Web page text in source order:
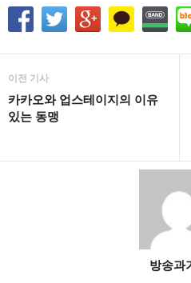
이전 기사
카카오와 업스테이지의 이유
있는 동맹
방송과